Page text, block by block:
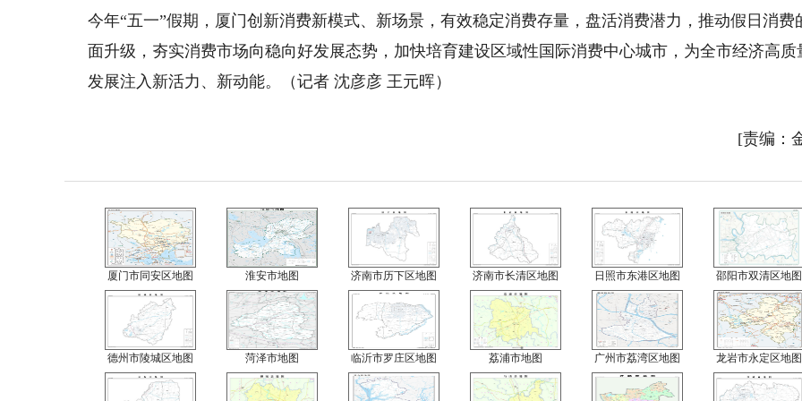
今年“五一”假期，厦门创新消费新模式、新场景，有效稳定消费存量，盘活消费潜力，推动假日消费
面升级，夯实消费市场向稳向好发展态势，加快培育建设区域性国际消费中心城市，为全市经济高质
发展注入新活力、新动能。（记者 沈彦彦 王元晖）
[责编：
厦门市同安区地图 淮安市地图 济南市历下区地图 济南市长清区地图 日照市东港区地图 邵阳市双清区地图
德州市陵城区地图 菏泽市地图 临沂市罗庄区地图 荔浦市地图 广州市荔湾区地图 龙岩市永定区地图